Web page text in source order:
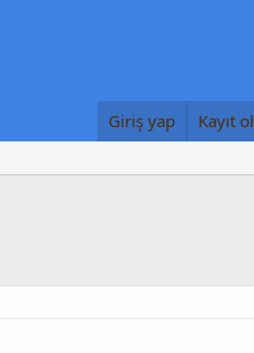
Giriş yap Kayıt ol